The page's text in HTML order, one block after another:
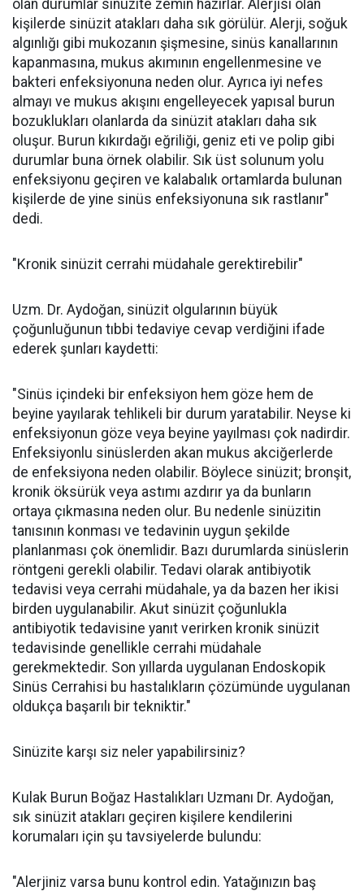
olan durumlar sinüzite zemin hazırlar. Alerjisi olan
kişilerde sinüzit atakları daha sık görülür. Alerji, soğuk
algınlığı gibi mukozanın şişmesine, sinüs kanallarının
kapanmasına, mukus akımının engellenmesine ve
bakteri enfeksiyonuna neden olur. Ayrıca iyi nefes
almayı ve mukus akışını engelleyecek yapısal burun
bozuklukları olanlarda da sinüzit atakları daha sık
oluşur. Burun kıkırdağı eğriliği, geniz eti ve polip gibi
durumlar buna örnek olabilir. Sık üst solunum yolu
enfeksiyonu geçiren ve kalabalık ortamlarda bulunan
kişilerde de yine sinüs enfeksiyonuna sık rastlanır"
dedi.
"Kronik sinüzit cerrahi müdahale gerektirebilir"
Uzm. Dr. Aydoğan, sinüzit olgularının büyük
çoğunluğunun tıbbi tedaviye cevap verdiğini ifade
ederek şunları kaydetti:
"Sinüs içindeki bir enfeksiyon hem göze hem de
beyine yayılarak tehlikeli bir durum yaratabilir. Neyse ki
enfeksiyonun göze veya beyine yayılması çok nadirdir.
Enfeksiyonlu sinüslerden akan mukus akciğerlerde
de enfeksiyona neden olabilir. Böylece sinüzit; bronşit,
kronik öksürük veya astımı azdırır ya da bunların
ortaya çıkmasına neden olur. Bu nedenle sinüzitin
tanısının konması ve tedavinin uygun şekilde
planlanması çok önemlidir. Bazı durumlarda sinüslerin
röntgeni gerekli olabilir. Tedavi olarak antibiyotik
tedavisi veya cerrahi müdahale, ya da bazen her ikisi
birden uygulanabilir. Akut sinüzit çoğunlukla
antibiyotik tedavisine yanıt verirken kronik sinüzit
tedavisinde genellikle cerrahi müdahale
gerekmektedir. Son yıllarda uygulanan Endoskopik
Sinüs Cerrahisi bu hastalıkların çözümünde uygulanan
oldukça başarılı bir tekniktir."
Sinüzite karşı siz neler yapabilirsiniz?
Kulak Burun Boğaz Hastalıkları Uzmanı Dr. Aydoğan,
sık sinüzit atakları geçiren kişilere kendilerini
korumaları için şu tavsiyelerde bulundu:
"Alerjiniz varsa bunu kontrol edin. Yatağınızın baş